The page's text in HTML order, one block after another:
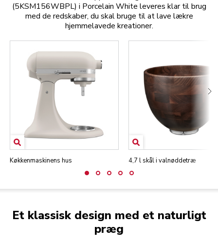
(5KSM156WBPL) i Porcelain White leveres klar til brug
med de redskaber, du skal bruge til at lave lækre
hjemmelavede kreationer.
Køkkenmaskinens hus 4,7 l skål i valnøddetræ
Et klassisk design med et naturligt
præg